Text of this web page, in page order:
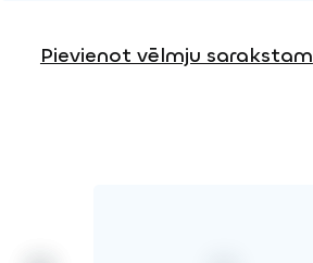
Pievienot vēlmju sarakstam